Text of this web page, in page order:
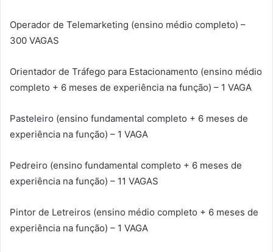
Operador de Telemarketing (ensino médio completo) –
300 VAGAS
Orientador de Tráfego para Estacionamento (ensino médio
completo + 6 meses de experiência na função) – 1 VAGA
Pasteleiro (ensino fundamental completo + 6 meses de
experiência na função) – 1 VAGA
Pedreiro (ensino fundamental completo + 6 meses de
experiência na função) – 11 VAGAS
Pintor de Letreiros (ensino médio completo + 6 meses de
experiência na função) – 1 VAGA